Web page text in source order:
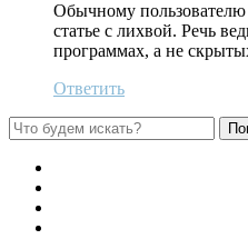
Обычному пользователю
статье с лихвой. Речь
программах, а не
Ответить